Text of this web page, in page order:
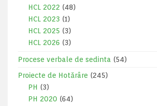
HCL 2022 (48)
HCL 2023 (1)
HCL 2025 (3)
HCL 2026 (3)
Procese verbale de sedinta (54)
Proiecte de Hotărâre (245)
PH (3)
PH 2020 (64)